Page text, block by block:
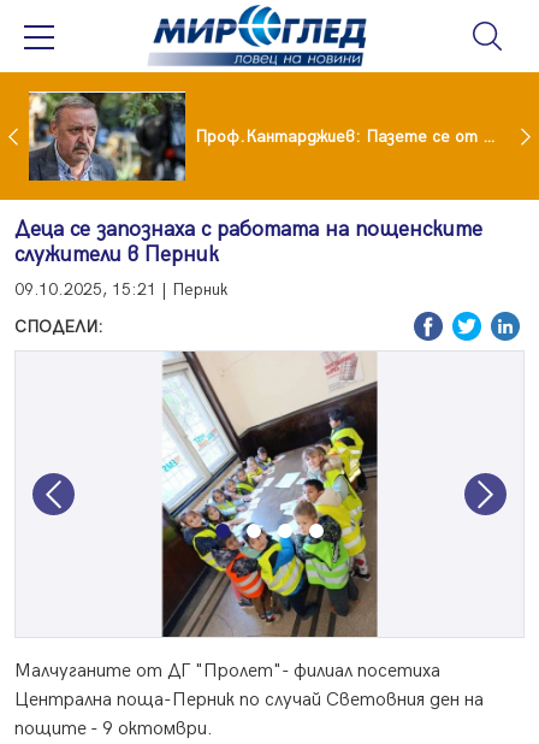
Деца се запознаха с работата на пощенските
служители в Перник
09.10.2025, 15:21 | Перник
СПОДЕЛИ:
Previous Next
Малчуганите от ДГ "Пролет"- филиал посетиха
Централна поща-Перник по случай Световния ден на
пощите - 9 октомври.